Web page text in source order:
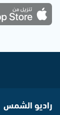
راديو الشمس